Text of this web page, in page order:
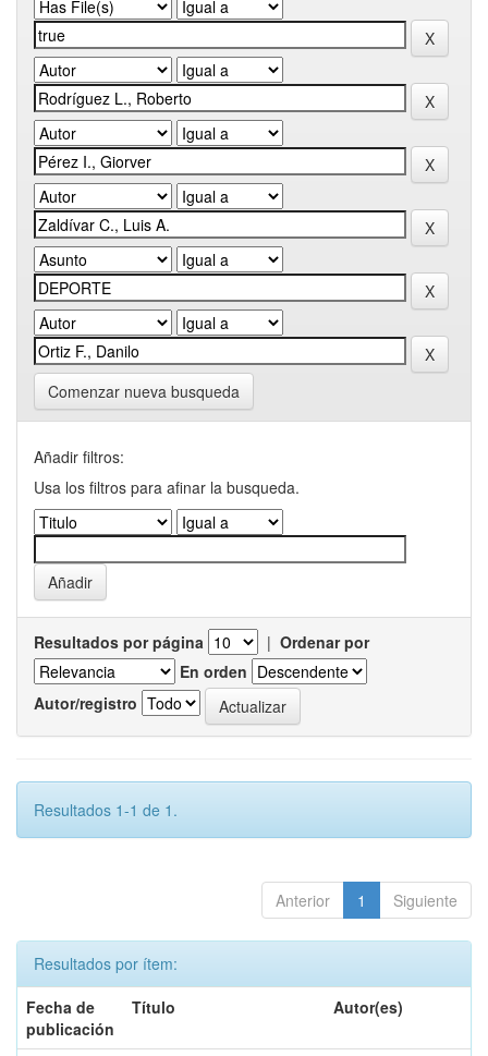
Comenzar nueva busqueda
Añadir filtros:
Usa los filtros para afinar la busqueda.
Resultados por página | Ordenar por
En orden
Autor/registro
Resultados 1-1 de 1.
Anterior 1 Siguiente
Resultados por ítem:
Fecha de
publicación
Título Autor(es)